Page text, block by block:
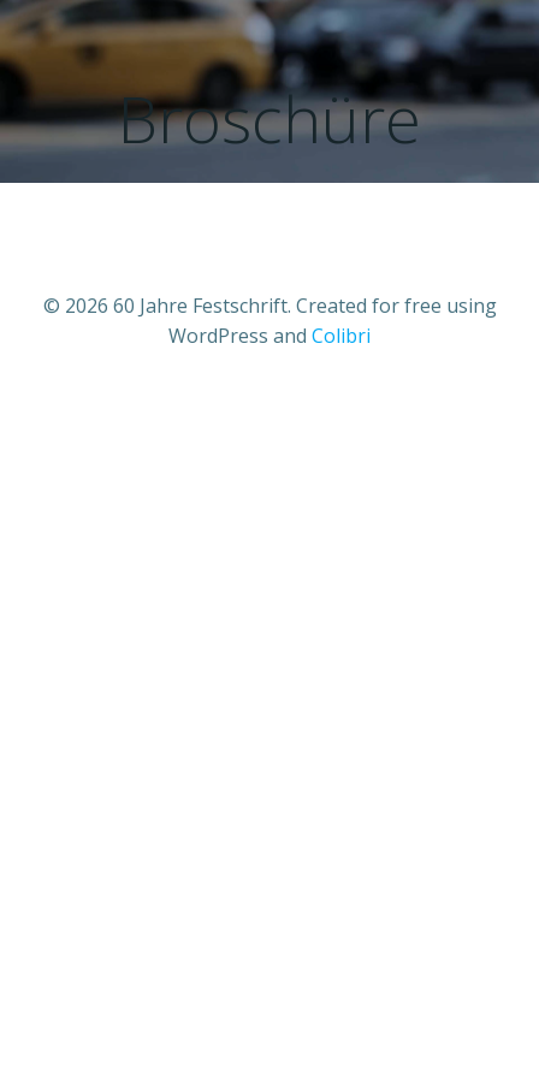
Zum
Inhalt
springen
Broschüre
© 2026 60 Jahre Festschrift. Created for free using
WordPress and Colibri